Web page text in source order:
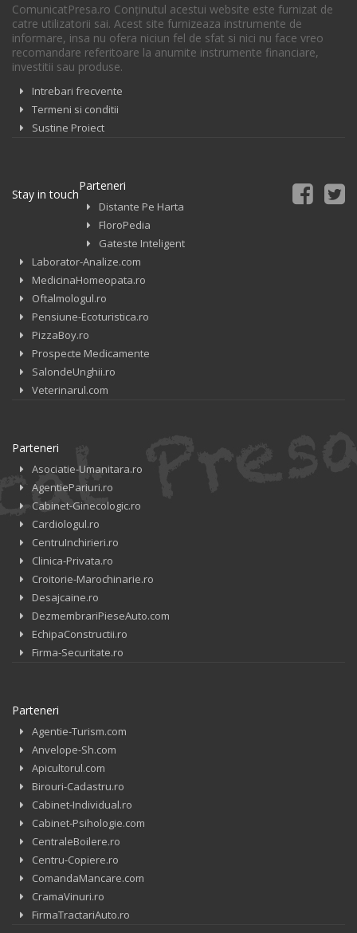
ComunicatPresa.ro Conţinutul acestui website este furnizat de
catre utilizatorii sai. Acest site furnizeaza instrumente de
informare, insa nu ofera niciun fel de sfat si nici nu face vreo
recomandare referitoare la anumite instrumente financiare,
investitii sau produse.
Intrebari frecvente
Termeni si conditii
Sustine Proiect
Stay in touch
Parteneri
Distante Pe Harta
FloroPedia
Gateste Inteligent
Laborator-Analize.com
MedicinaHomeopata.ro
Oftalmologul.ro
Pensiune-Ecoturistica.ro
PizzaBoy.ro
Prospecte Medicamente
SalondeUnghii.ro
Veterinarul.com
Parteneri
Asociatie-Umanitara.ro
AgentiePariuri.ro
Cabinet-Ginecologic.ro
Cardiologul.ro
CentruInchirieri.ro
Clinica-Privata.ro
Croitorie-Marochinarie.ro
Desajcaine.ro
DezmembrariPieseAuto.com
EchipaConstructii.ro
Firma-Securitate.ro
Parteneri
Agentie-Turism.com
Anvelope-Sh.com
Apicultorul.com
Birouri-Cadastru.ro
Cabinet-Individual.ro
Cabinet-Psihologie.com
CentraleBoilere.ro
Centru-Copiere.ro
ComandaMancare.com
CramaVinuri.ro
FirmaTractariAuto.ro